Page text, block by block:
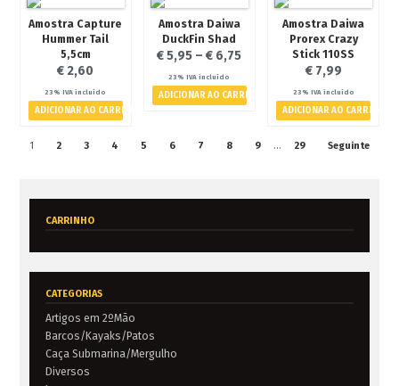
Amostra Capture
Hummer Tail
5,5cm
€ 2,60
23% IVA incluído
ADICIONAR AO CARRINHO
Amostra Daiwa
DuckFin Shad
€5,95 –€ 6,75
23% IVA incluído
ADICIONAR AO CARRINHO
Amostra Daiwa
Prorex Crazy
Stick 110SS
€7,99
23% IVA incluído
ADICIONAR AO CARRINHO
1 2 3 4 5 6 7 8 9 … 29 Seguinte
CARRINHO
CATEGORIAS
Artigos em 2ºMão
Barcos/Kayaks/Patos
Caça Submarina/Mergulho
Diversos